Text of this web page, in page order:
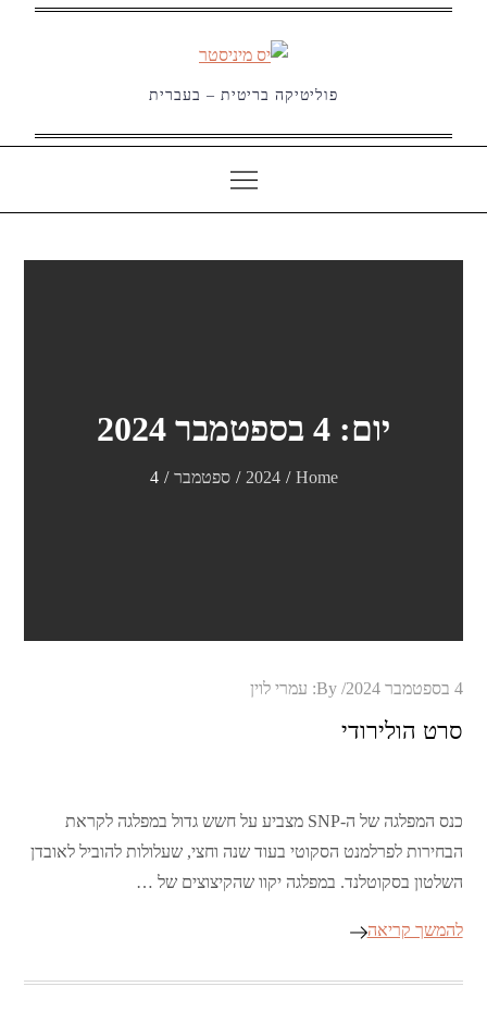
פוליטיקה בריטית – בעברית
יום: 4 בספטמבר 2024
Home
2024 ספטמבר 4
Posted
4 בספטמבר 2024 By: עמרי לוין
סרט הולירודי
כנס המפלגה של ה-SNP מצביע על חשש גדול במפלגה לקראת
הבחירות לפרלמנט הסקוטי בעוד שנה וחצי, שעלולות להוביל לאובדן
השלטון בסקוטלנד. במפלגה יקוו שהקיצוצים של …
להמשך קריאה